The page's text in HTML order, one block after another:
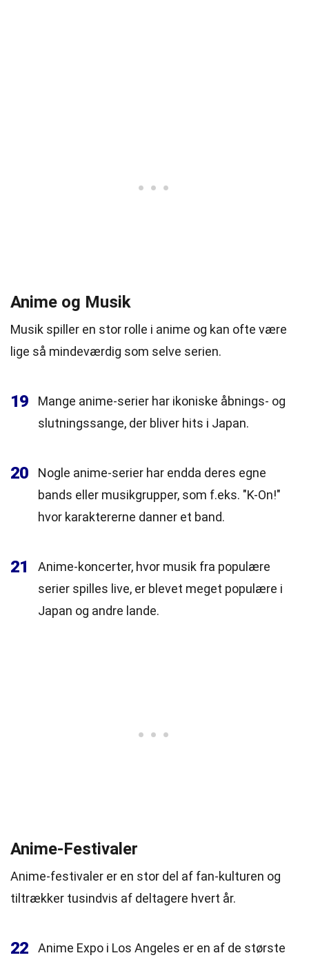
Anime og Musik
Musik spiller en stor rolle i anime og kan ofte være
lige så mindeværdig som selve serien.
19
Mange anime-serier har ikoniske åbnings- og
slutningssange, der bliver hits i Japan.
20
Nogle anime-serier har endda deres egne
bands eller musikgrupper, som f.eks. "K-On!"
hvor karaktererne danner et band.
21
Anime-koncerter, hvor musik fra populære
serier spilles live, er blevet meget populære i
Japan og andre lande.
Anime-Festivaler
Anime-festivaler er en stor del af fan-kulturen og
tiltrækker tusindvis af deltagere hvert år.
22
Anime Expo i Los Angeles er en af de største